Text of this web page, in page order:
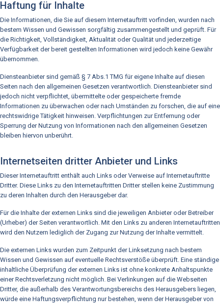
Haftung für Inhalte
Die Informationen, die Sie auf diesem Internetauftritt vorfinden, wurden nach
bestem Wissen und Gewissen sorgfältig zusammengestellt und geprüft. Für
die Richtigkeit, Vollständigkeit, Aktualität oder Qualität und jederzeitige
Verfügbarkeit der bereit gestellten Informationen wird jedoch keine Gewähr
übernommen.
Diensteanbieter sind gemäß § 7 Abs.1 TMG für eigene Inhalte auf diesen
Seiten nach den allgemeinen Gesetzen verantwortlich. Diensteanbieter sind
jedoch nicht verpflichtet, übermittelte oder gespeicherte fremde
Informationen zu überwachen oder nach Umständen zu forschen, die auf eine
rechtswidrige Tätigkeit hinweisen. Verpflichtungen zur Entfernung oder
Sperrung der Nutzung von Informationen nach den allgemeinen Gesetzen
bleiben hiervon unberührt.
Internetseiten dritter Anbieter und Links
Dieser Internetauftritt enthält auch Links oder Verweise auf Internetauftritte
Dritter. Diese Links zu den Internetauftritten Dritter stellen keine Zustimmung
zu deren Inhalten durch den Herausgeber dar.
Für die Inhalte der externen Links sind die jeweiligen Anbieter oder Betreiber
(Urheber) der Seiten verantwortlich. Mit den Links zu anderen Internetauftritten
wird den Nutzern lediglich der Zugang zur Nutzung der Inhalte vermittelt.
Die externen Links wurden zum Zeitpunkt der Linksetzung nach bestem
Wissen und Gewissen auf eventuelle Rechtsverstöße überprüft. Eine ständige
inhaltliche Überprüfung der externen Links ist ohne konkrete Anhaltspunkte
einer Rechtsverletzung nicht möglich. Bei Verlinkungen auf die Webseiten
Dritter, die außerhalb des Verantwortungsbereichs des Herausgebers liegen,
würde eine Haftungsverpflichtung nur bestehen, wenn der Herausgeber von